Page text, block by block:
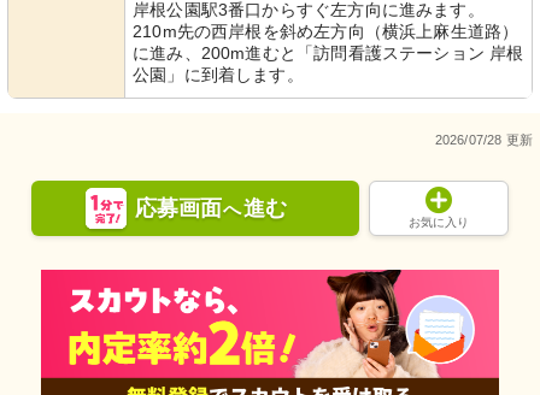
岸根公園駅3番口からすぐ左方向に進みます。
210m先の西岸根を斜め左方向（横浜上麻生道路）
に進み、200m進むと「訪問看護ステーション 岸根
公園」に到着します。
2026/07/28 更新
応募画面へ進む
お気に入り